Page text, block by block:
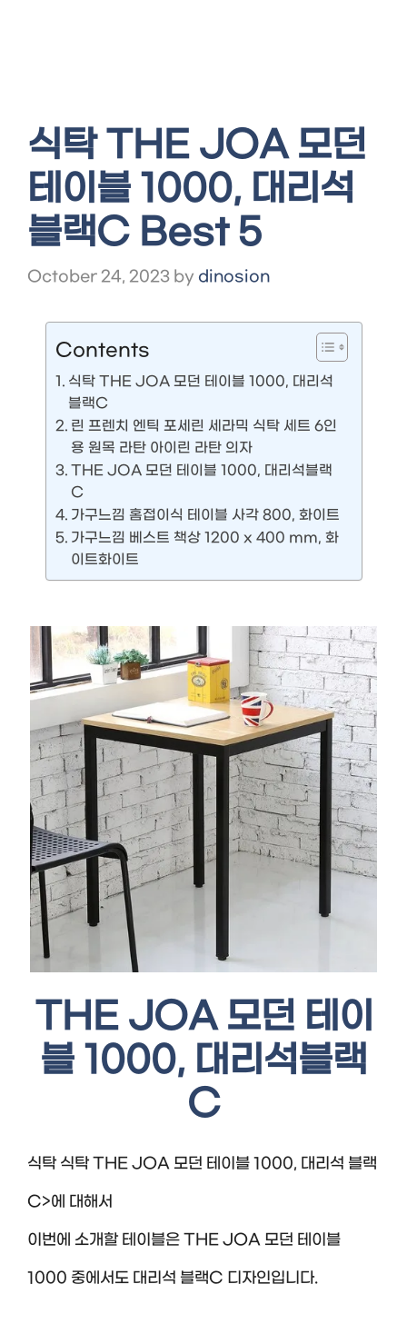
식탁 THE JOA 모던
테이블 1000, 대리석
블랙C Best 5
October 24, 2023 by dinosion
Contents
식탁 THE JOA 모던 테이블 1000, 대리석
블랙C
린 프렌치 엔틱 포세린 세라믹 식탁 세트 6인
용 원목 라탄 아이린 라탄 의자
THE JOA 모던 테이블 1000, 대리석블랙
C
가구느낌 홈접이식 테이블 사각 800, 화이트
가구느낌 베스트 책상 1200 x 400 mm, 화
이트화이트
THE JOA 모던 테이
블 1000, 대리석블랙
C
식탁 식탁 THE JOA 모던 테이블 1000, 대리석 블랙
C>에 대해서
이번에 소개할 테이블은 THE JOA 모던 테이블
1000 중에서도 대리석 블랙C 디자인입니다.